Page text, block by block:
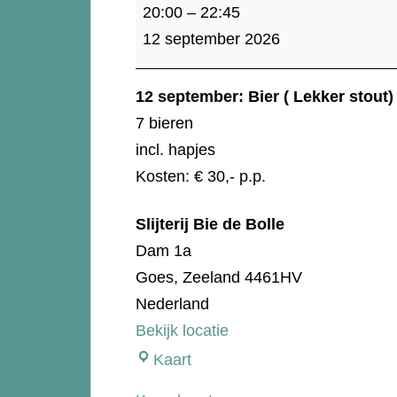
Bier
20:00 – 22:45
12 september 2026
12 september: Bier ( Lekker stout)
7 bieren
incl. hapjes
Kosten: € 30,- p.p.
Slijterij Bie de Bolle
Dam 1a
Goes, Zeeland 4461HV
Nederland
Bekijk locatie
KaartSlijterij